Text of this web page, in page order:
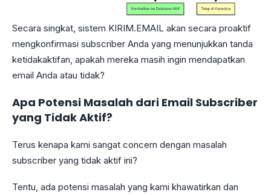
Secara singkat, sistem KIRIM.EMAIL akan secara proaktif
mengkonfirmasi subscriber Anda yang menunjukkan tanda
ketidakaktifan, apakah mereka masih ingin mendapatkan
email Anda atau tidak?
Apa Potensi Masalah dari Email Subscriber
yang Tidak Aktif?
Terus kenapa kami sangat concern dengan masalah
subscriber yang tidak aktif ini?
Tentu, ada potensi masalah yang kami khawatirkan dan